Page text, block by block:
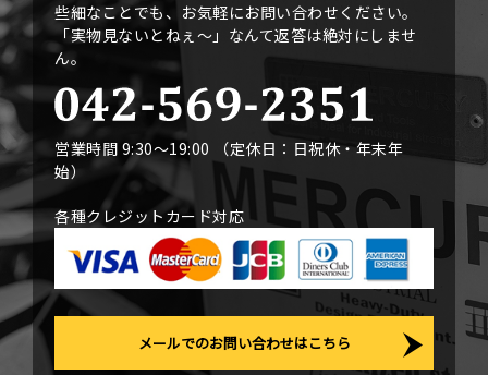
些細なことでも、お気軽にお問い合わせください。
「実物見ないとねぇ〜」なんて返答は絶対にしませ
ん。
営業時間 9:30〜19:00 （定休日：日祝休・年末年
始）
各種クレジットカード対応
メールでのお問い合わせはこちら